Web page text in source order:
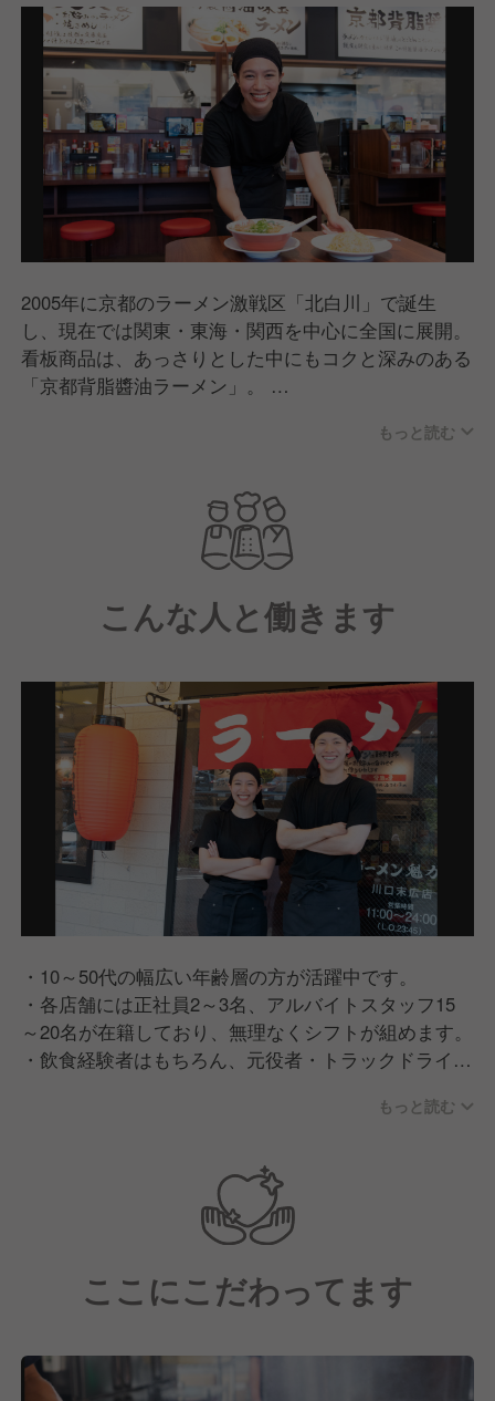
2005年に京都のラーメン激戦区「北白川」で誕生
し、現在では関東・東海・関西を中心に全国に展開。
看板商品は、あっさりとした中にもコクと深みのある
「京都背脂醬油ラーメン」。
か懐かしいラーメンとして支持をいただいています。
おり、お子さま連れのお客様にも心地よくご利用いた
だける店舗づくりを行っています。
もっと読む
こんな人と働きます
・10～50代の幅広い年齢層の方が活躍中です。
・各店舗には正社員2～3名、アルバイトスタッフ15
～20名が在籍しており、無理なくシフトが組めます。
・飲食経験者はもちろん、元役者・トラックドライバ
・20代店長、30代部長も多く活躍しています。もっと読む
ここにこだわってます